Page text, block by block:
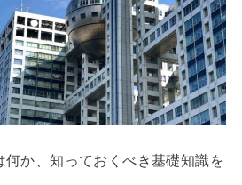
何か、知っておくべき基礎知識を